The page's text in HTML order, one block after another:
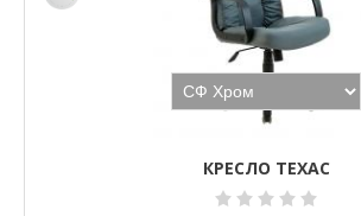
КРЕСЛО ТЕХАС